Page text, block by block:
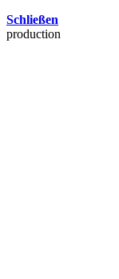
Schließen
production